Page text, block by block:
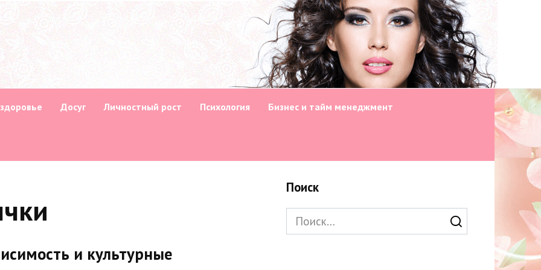
Досуг Личностный рост Психология Бизнес и тайм менеджмент
и культурные
Поиск
Search
for: